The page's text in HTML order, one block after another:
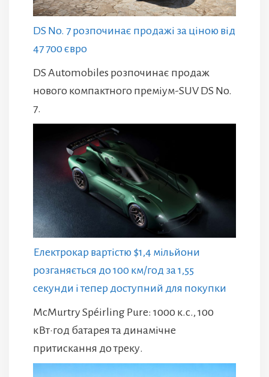
DS No. 7 розпочинає продажі за ціною від
47 700 євро
DS Automobiles розпочинає продаж
нового компактного преміум-SUV DS No.
7.
Електрокар вартістю $1,4 мільйони
розганяється до 100 км/год за 1,55
секунди і тепер доступний для покупки
McMurtry Spéirling Pure: 1000 к.с., 100
кВт·год батарея та динамічне
притискання до треку.